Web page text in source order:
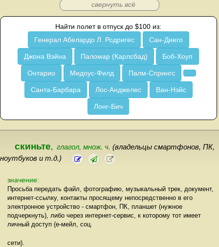
свернуть всё
Найти полет в отпуск до $100 из:
Генерал Абелардо Л. Родригес
Сан-Диего
Джона Вэйна Паломар (Карлсбад) Боб-Хоуп
Онтарио Мидоус-Филд Палм-Спрингс
Санта-Барбара Лос-Анджелес Ван-Нэйс
Лонг-Бич
скиньте, глагол, множ. ч. (владельцы смартфонов, ПК,
ноутбуков и т.д.)
значение:
Просьба передать файл, фотографию, музыкальный трек, документ,
интернет-ссылку, контакты просящему непосредственно в его
электронное устройство - смартфон, ПК, планшет (нужное
подчеркнуть), либо через интернет-сервис, к которому тот имеет
личный доступ (е-мейл, соц.
сети).